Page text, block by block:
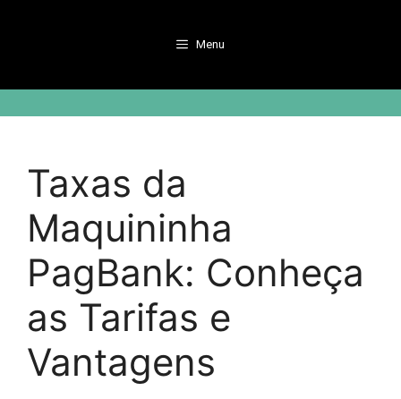
Menu
Taxas da
Maquininha
PagBank: Conheça
as Tarifas e
Vantagens